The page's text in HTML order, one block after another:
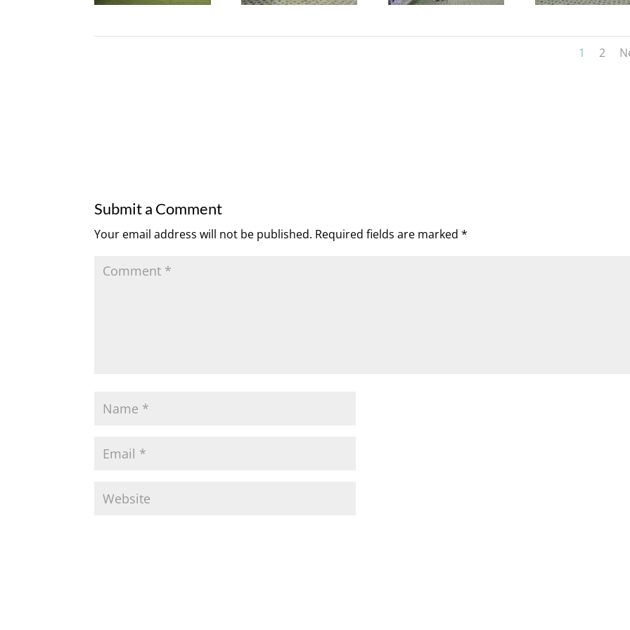
1 2
Submit a Comment
Your email address will not be published. Required fields are marked*